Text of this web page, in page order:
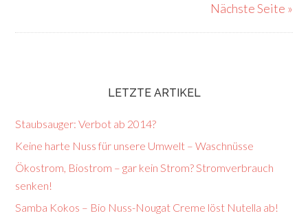
Nächste Seite »
LETZTE ARTIKEL
Staubsauger: Verbot ab 2014?
Keine harte Nuss für unsere Umwelt – Waschnüsse
Ökostrom, Biostrom – gar kein Strom? Stromverbrauch
senken!
Samba Kokos – Bio Nuss-Nougat Creme löst Nutella ab!